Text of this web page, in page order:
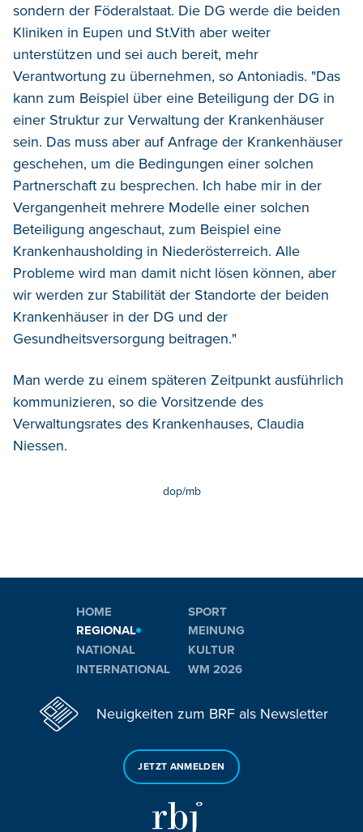
sondern der Föderalstaat. Die DG werde die beiden
Kliniken in Eupen und St.Vith aber weiter
unterstützen und sei auch bereit, mehr
Verantwortung zu übernehmen, so Antoniadis. "Das
kann zum Beispiel über eine Beteiligung der DG in
einer Struktur zur Verwaltung der Krankenhäuser
sein. Das muss aber auf Anfrage der Krankenhäuser
geschehen, um die Bedingungen einer solchen
Partnerschaft zu besprechen. Ich habe mir in der
Vergangenheit mehrere Modelle einer solchen
Beteiligung angeschaut, zum Beispiel eine
Krankenhausholding in Niederösterreich. Alle
Probleme wird man damit nicht lösen können, aber
wir werden zur Stabilität der Standorte der beiden
Krankenhäuser in der DG und der
Gesundheitsversorgung beitragen."
Man werde zu einem späteren Zeitpunkt ausführlich
kommunizieren, so die Vorsitzende des
Verwaltungsrates des Krankenhauses, Claudia
Niessen.
dop/mb
HOME
REGIONAL
NATIONAL
INTERNATIONAL
SPORT
MEINUNG
KULTUR
WM 2026
Neuigkeiten zum BRF als Newsletter
JETZT ANMELDEN